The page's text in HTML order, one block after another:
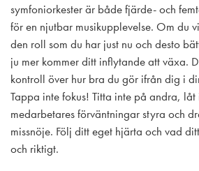
symfoniorkester är både fjärde- och
för en njutbar musikupplevelse. Om du
den roll som du har just nu och desto
ju mer kommer ditt inflytande att växa.
kontroll över hur bra du gör ifrån dig i
Tappa inte fokus! Titta inte på andra,
medarbetares förväntningar styra och
missnöje. Följ ditt eget hjärta och vad
och riktigt.